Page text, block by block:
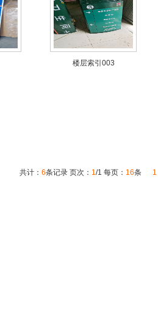
楼层索引003
共计： 6条记录 页次： 1/1 每页： 16条 1